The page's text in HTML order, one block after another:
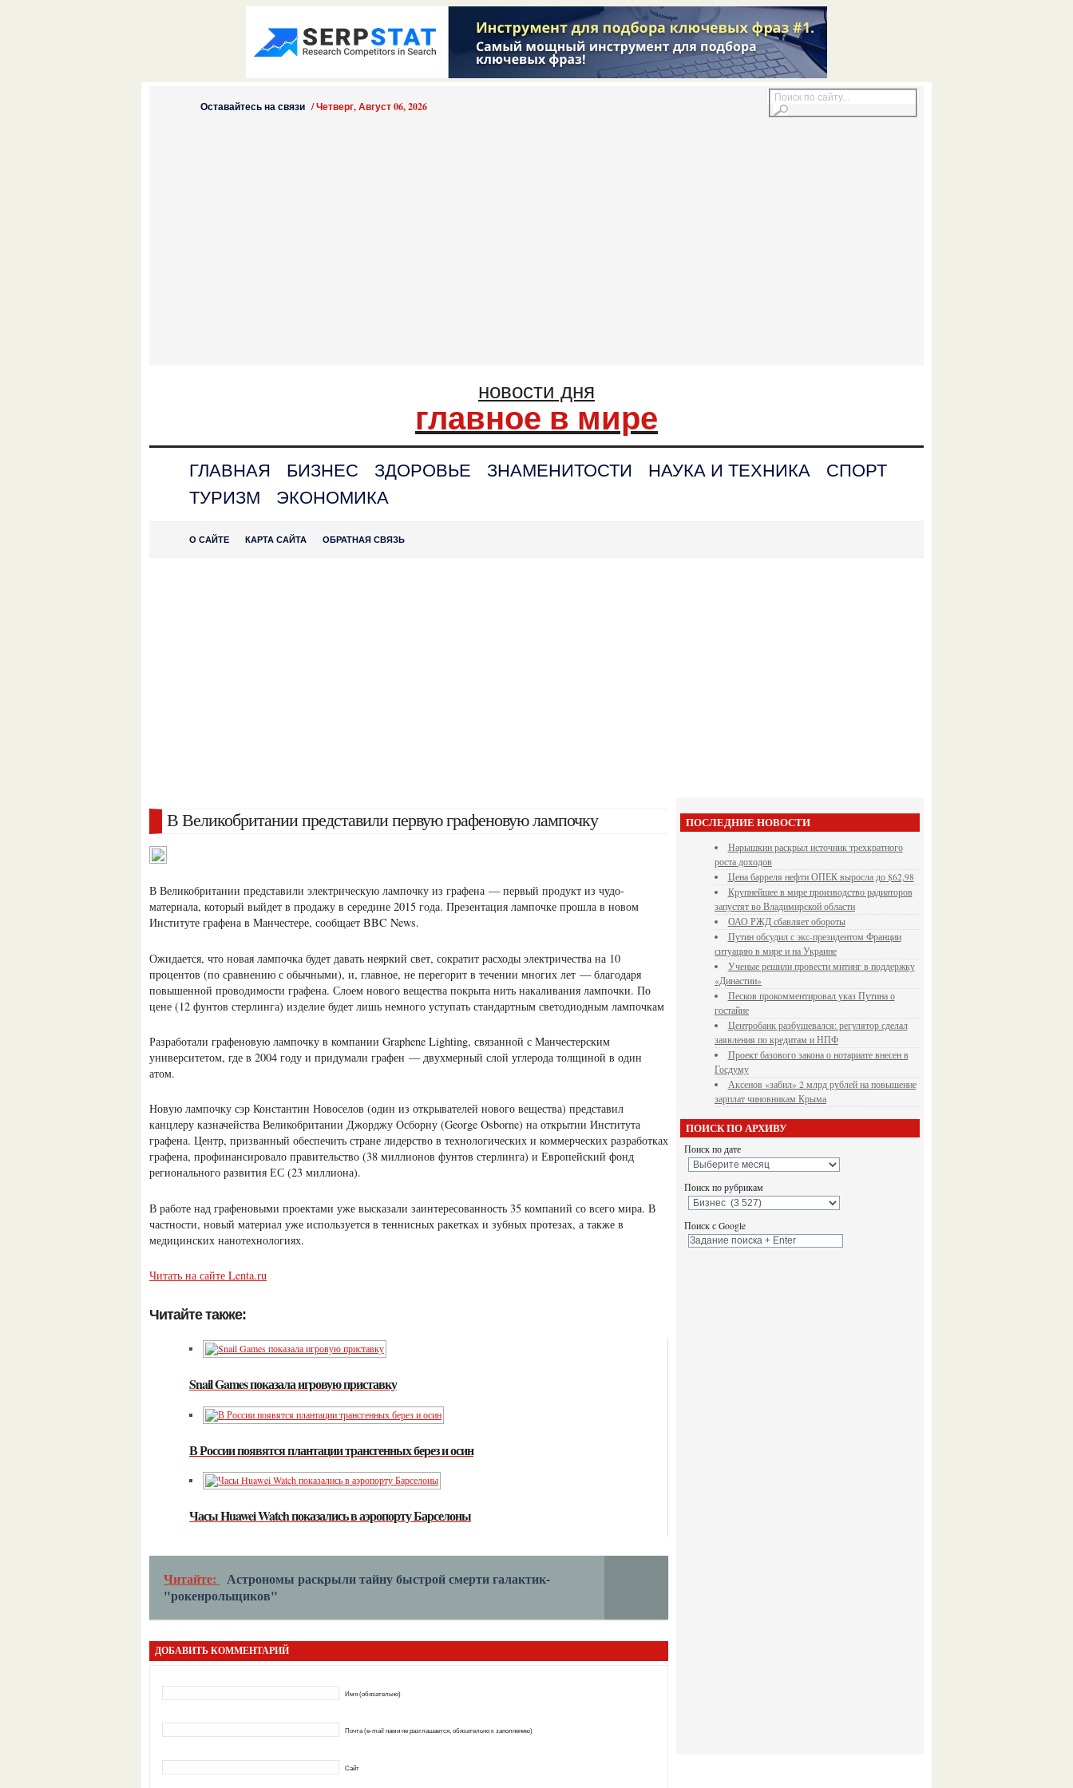
Оставайтесь на связи /Четверг, Август 06, 2026
новости дня
главное в мире
ГЛАВНАЯ БИЗНЕС ЗДОРОВЬЕ ЗНАМЕНИТОСТИ НАУКА И ТЕХНИКА
СПОРТ
ТУРИЗМ
ЭКОНОМИКА
О САЙТЕ КАРТА САЙТА ОБРАТНАЯ СВЯЗЬ
В Великобритании представили первую графеновую лампочку
В Великобритании представили электрическую лампочку из графена — первый продукт из чудо-
материала, который выйдет в продажу в середине 2015 года. Презентация лампочке прошла в новом
Институте графена в Манчестере, сообщает BBC News.
Ожидается, что новая лампочка будет давать неяркий свет, сократит расходы электричества на 10
процентов (по сравнению с обычными), и, главное, не перегорит в течении многих лет — благодаря
повышенной проводимости графена. Слоем нового вещества покрыта нить накаливания лампочки. По
цене (12 фунтов стерлинга) изделие будет лишь немного уступать стандартным светодиодным лампочкам
Разработали графеновую лампочку в компании Graphene Lighting, связанной с Манчестерским
университетом, где в 2004 году и придумали графен — двухмерный слой углерода толщиной в один
атом.
Новую лампочку сэр Константин Новоселов (один из открывателей нового вещества) представил
канцлеру казначейства Великобритании Джорджу Осборну (George Osborne) на открытии Института
графена. Центр, призванный обеспечить стране лидерство в технологических и коммерческих разработках
графена, профинансировало правительство (38 миллионов фунтов стерлинга) и Европейский фонд
регионального развития ЕС (23 миллиона).
В работе над графеновыми проектами уже высказали заинтересованность 35 компаний со всего мира. В
частности, новый материал уже используется в теннисных ракетках и зубных протезах, а также в
медицинских нанотехнологиях.
Читать на сайте Lenta.ru
Читайте также:
Snail Games показала игровую приставку
В России появятся плантации трансгенных берез и осин
Часы Huawei Watch показались в аэропорту Барселоны
Читайте:
Астрономы раскрыли тайну быстрой смерти галактик-
"рокенрольщиков"
ДОБАВИТЬ КОММЕНТАРИЙ
Имя (обязательно)
Почта (e-mail нами не разглашается, обязательно к заполнению)
Сайт
ПОСЛЕДНИЕ НОВОСТИ
Нарышкин раскрыл источник трехкратного
роста доходов
Цена барреля нефти ОПЕК выросла до $62,98
Крупнейшее в мире производство радиаторов
запустят во Владимирской области
ОАО РЖД сбавляет обороты
Путин обсудил с экс-президентом Франции
ситуацию в мире и на Украине
Ученые решили провести митинг в поддержку
«Династии»
Песков прокомментировал указ Путина о
гостайне
Центробанк разбушевался: регулятор сделал
заявления по кредитам и НПФ
Проект базового закона о нотариате внесен в
Госдуму
Аксенов «забил» 2 млрд рублей на повышение
зарплат чиновникам Крыма
ПОИСК ПО АРХИВУ
Поиск по дате
Поиск по рубрикам
Поиск с Google